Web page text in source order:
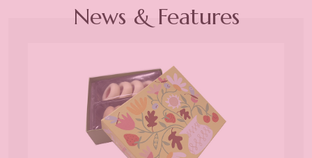
News & Features